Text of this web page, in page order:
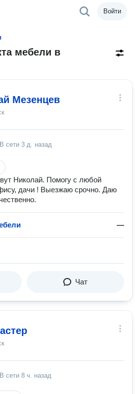
Войти
мебели в
Мезенцев
В сети 3 д. назад
Николай. Помогу с любой
дачи ! Выезжаю срочно. Даю
—
Чат
В сети 8 ч. назад